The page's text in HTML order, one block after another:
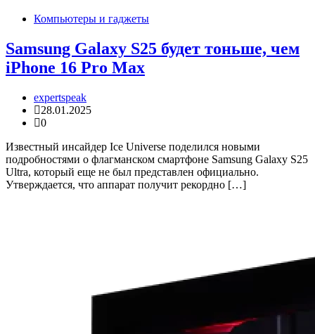
Компьютеры и гаджеты
Samsung Galaxy S25 будет тоньше, чем
iPhone 16 Pro Max
expertspeak
28.01.2025
0
Известный инсайдер Ice Universe поделился новыми
подробностями о флагманском смартфоне Samsung Galaxy S25
Ultra, который еще не был представлен официально.
Утверждается, что аппарат получит рекордно […]